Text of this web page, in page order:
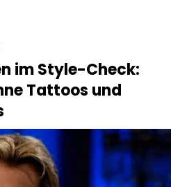
im Style-Check:
Tattoos und